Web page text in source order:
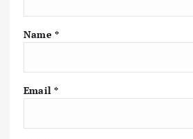
Name *
Email *